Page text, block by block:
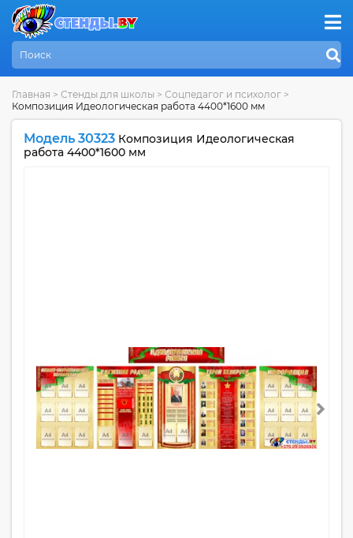
Главная > Стенды для школы > Соцпедагог и психолог >
Композиция Идеологическая работа 4400*1600 мм
Модель 30323 Композиция Идеологическая
работа 4400*1600 мм